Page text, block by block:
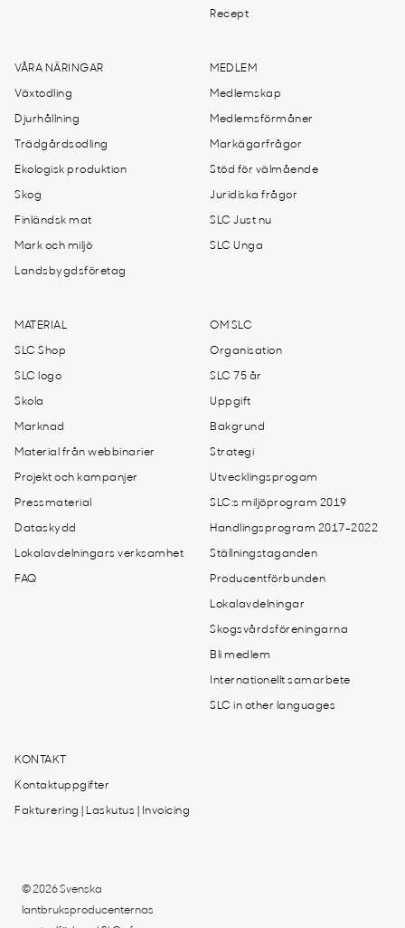
Recept
VÅRA NÄRINGAR
Växtodling
Djurhållning
Trädgårdsodling
Ekologisk produktion
Skog
Finländsk mat
Mark och miljö
Landsbygdsföretag
MEDLEM
Medlemskap
Medlemsförmåner
Markägarfrågor
Stöd för välmående
Juridiska frågor
SLC Just nu
SLC Unga
MATERIAL
SLC Shop
SLC logo
Skola
Marknad
Material från webbinarier
Projekt och kampanjer
Pressmaterial
Dataskydd
Lokalavdelningars verksamhet
FAQ
OM SLC
Organisation
SLC 75 år
Uppgift
Bakgrund
Strategi
Utvecklingsprogam
SLC:s miljöprogram 2019
Handlingsprogram 2017-2022
Ställningstaganden
Producentförbunden
Lokalavdelningar
Skogsvårdsföreningarna
Bli medlem
Internationellt samarbete
SLC in other languages
KONTAKT
Kontaktuppgifter
Fakturering | Laskutus | Invoicing
© 2026 Svenska
lantbruksproducenternas